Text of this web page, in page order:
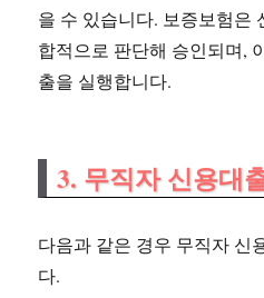
을 수 있습니다. 보증보험은
합적으로 판단해 승인되며,
출을 실행합니다.
3. 무직자 신용대
다음과 같은 경우 무직자 신
다.